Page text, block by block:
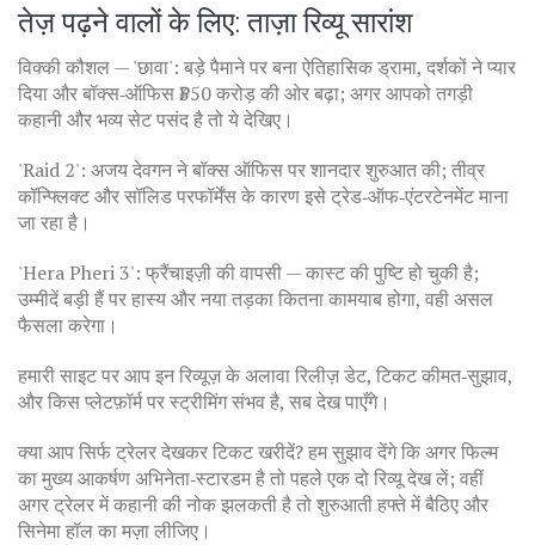
तेज़ पढ़ने वालों के लिए: ताज़ा रिव्यू सारांश
विक्की कौशल — 'छावा': बड़े पैमाने पर बना ऐतिहासिक ड्रामा, दर्शकों ने प्यार
दिया और बॉक्स‑ऑफिस ₹350 करोड़ की ओर बढ़ा; अगर आपको तगड़ी
कहानी और भव्य सेट पसंद है तो ये देखिए।
'Raid 2': अजय देवगन ने बॉक्स ऑफिस पर शानदार शुरुआत की; तीव्र
कॉन्फ्लिक्ट और सॉलिड परफॉर्मेंस के कारण इसे ट्रेड‑ऑफ‑एंटरटेनमेंट माना
जा रहा है।
'Hera Pheri 3': फ्रैंचाइज़ी की वापसी — कास्ट की पुष्टि हो चुकी है;
उम्मीदें बड़ी हैं पर हास्य और नया तड़का कितना कामयाब होगा, वही असल
फैसला करेगा।
हमारी साइट पर आप इन रिव्यूज़ के अलावा रिलीज़ डेट, टिकट कीमत‑सुझाव,
और किस प्लेटफ़ॉर्म पर स्ट्रीमिंग संभव है, सब देख पाएँगे।
क्या आप सिर्फ ट्रेलर देखकर टिकट खरीदें? हम सुझाव देंगे कि अगर फिल्म
का मुख्य आकर्षण अभिनेता‑स्टारडम है तो पहले एक दो रिव्यू देख लें; वहीं
अगर ट्रेलर में कहानी की नोक झलकती है तो शुरुआती हफ्ते में बैठिए और
सिनेमा हॉल का मज़ा लीजिए।